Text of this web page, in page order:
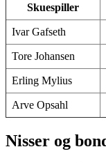
Skuespiller
Ivar Gafseth
Tore Johansen
Erling Mylius
Arve Opsahl
Nisser og